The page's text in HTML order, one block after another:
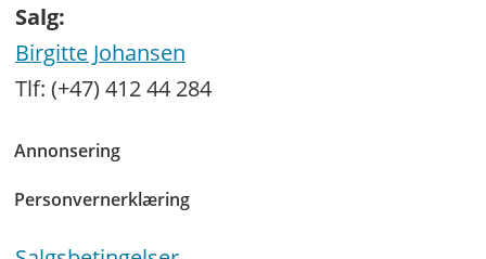
Salg:
Birgitte Johansen
Tlf: (+47) 412 44 284
Annonsering
Personvernerklæring